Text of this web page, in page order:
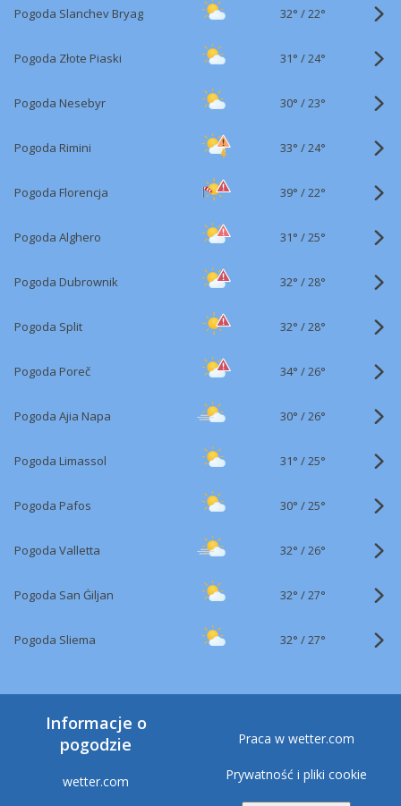
Pogoda Slanchev Bryag 32° /22°
Pogoda Złote Piaski 31° /24°
Pogoda Nesebyr 30° /23°
Pogoda Rimini 33° /24°
Pogoda Florencja 39° /22°
Pogoda Alghero 31° /25°
Pogoda Dubrownik 32° /28°
Pogoda Split 32° /28°
Pogoda Poreč 34° /26°
Pogoda Ajia Napa 30° /26°
Pogoda Limassol 31° /25°
Pogoda Pafos 30° /25°
Pogoda Valletta 32° /26°
Pogoda San Ġiljan 32° /27°
Pogoda Sliema 32° /27°
Informacje o
pogodzie
wetter.com
Praca w wetter.com
Prywatność i pliki cookie